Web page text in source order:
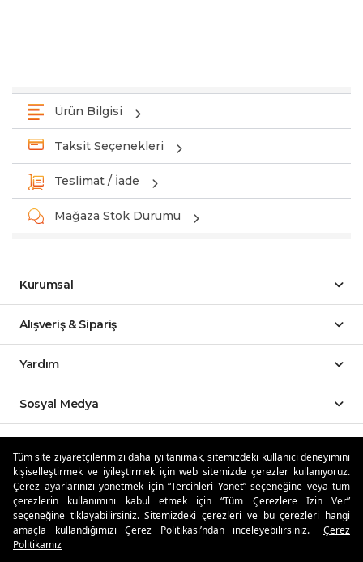
Tüm site ziyaretçilerimizi daha iyi tanımak, sitemizdeki kullanıcı deneyimini
kişiselleştirmek ve iyileştirmek için web sitemizde çerezler kullanıyoruz.
Çerez ayarlarınızı yönetmek için “Tercihleri Yönet” seçeneğine veya tüm
çerezlerin kullanımını kabul etmek için “Tüm Çerezlere İzin Ver”
seçeneğine tıklayabilirsiniz. Sitemizdeki çerezleri ve bu çerezleri hangi
amaçla kullandığımızı Çerez Politikası’ndan inceleyebilirsiniz.
Çerez
Politikamız
Ürün Bilgisi
Taksit Seçenekleri
Teslimat / İade
Mağaza Stok Durumu
Kurumsal
Alışveriş & Sipariş
Yardım
Sosyal Medya
Özdilekteyim'de Taksit Avantajları
Güvenli Alışveriş